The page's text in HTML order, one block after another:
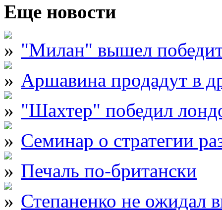
Еще новости
"Милан" вышел
Аршавина продадут в
"Шахтер" победил
Семинар о стратегии
Печаль по-британски
Степаненко не ожидал